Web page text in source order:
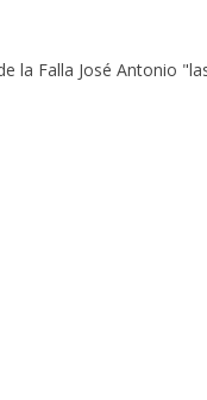
la Falla José Antonio